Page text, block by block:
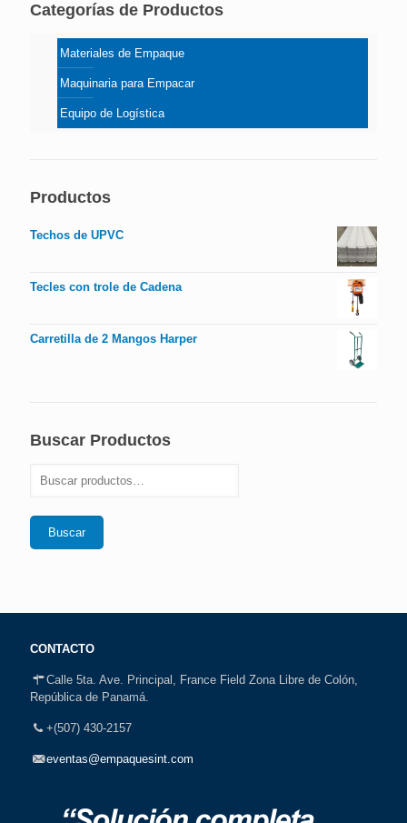
Categorías de Productos
Materiales de Empaque
Maquinaria para Empacar
Equipo de Logística
Productos
Techos de UPVC
Tecles con trole de Cadena
Carretilla de 2 Mangos Harper
Buscar Productos
Buscar
CONTACTO
Calle 5ta. Ave. Principal, France Field Zona Libre de Colón,
República de Panamá.
+(507) 430-2157
eventas@empaquesint.com